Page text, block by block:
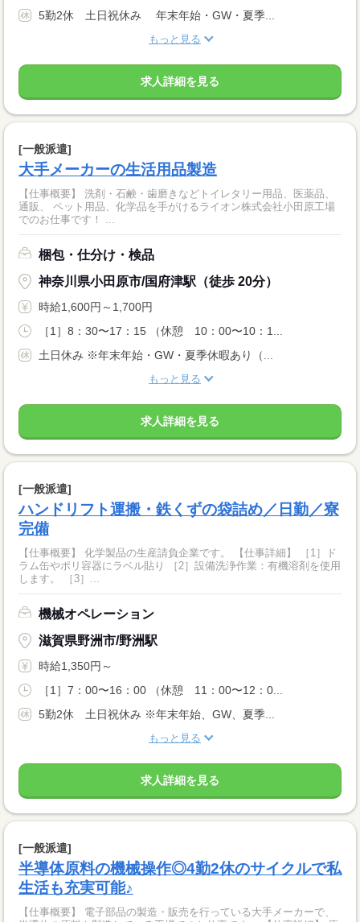
5勤2休 土日祝休み 年末年始・GW・夏季...
もっと見る
求人詳細を見る
[一般派遣]
大手メーカーの生活用品製造
【仕事概要】 洗剤・石鹸・歯磨きなどトイレタリー用品、医薬品、
通販、 ペット用品、化学品を手がけるライオン株式会社小田原工場
梱包・仕分け・検品
神奈川県小田原市/国府津駅（徒歩 20分）
時給1,600円～1,700円
［1］8：30〜17：15 （休憩 10：00〜10：1...
土日休み ※年末年始・GW・夏季休暇あり（...
もっと見る
求人詳細を見る
[一般派遣]
ハンドリフト運搬・鉄くずの袋詰め／日勤／寮
完備
【仕事概要】 化学製品の生産請負企業です。 【仕事詳細】 ［1］ド
ラム缶やポリ容器にラベル貼り ［2］設備洗浄作業：有機溶剤を使用
します。 ［3］...
機械オペレーション
滋賀県野洲市/野洲駅
時給1,350円～
［1］7：00〜16：00 （休憩 11：00〜12：0...
5勤2休 土日祝休み ※年末年始、GW、夏季...
もっと見る
求人詳細を見る
[一般派遣]
半導体原料の機械操作◎4勤2休のサイクルで私
生活も充実可能♪
【仕事概要】 電子部品の製造・販売を行っている大手メーカーで、